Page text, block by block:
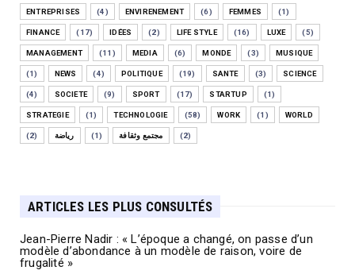
ENTREPRISES (4) ENVIRENEMENT (6) FEMMES (1)
FINANCE (17) IDÉES (2) LIFE STYLE (16) LUXE (5)
MANAGEMENT (11) MEDIA (6) MONDE (3) MUSIQUE
(1) NEWS (4) POLITIQUE (19) SANTE (3) SCIENCE
(4) SOCIETE (9) SPORT (17) STARTUP (1)
STRATEGIE (1) TECHNOLOGIE (58) WORK (1) WORLD
(2) رياضة (1) مجتمع وثقافة (2)
ARTICLES LES PLUS CONSULTÉS
Jean-Pierre Nadir : « L’époque a changé, on passe d’un
modèle d’abondance à un modèle de raison, voire de
frugalité »